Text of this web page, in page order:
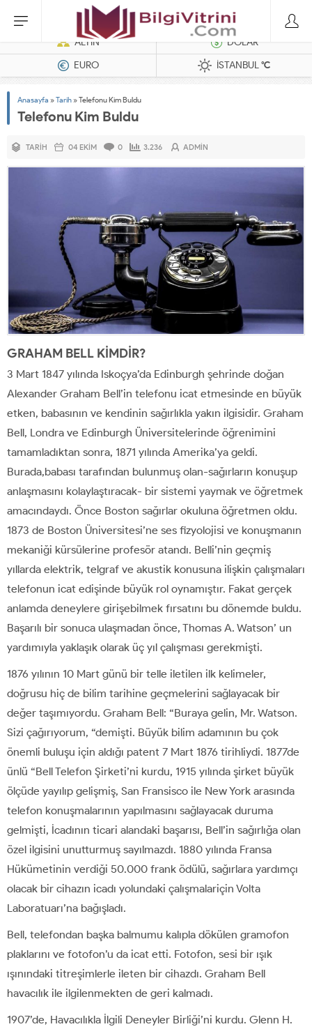
Dizel Jeneratörler
ALTIN
DOLAR
EURO
İSTANBUL°C
Anasayfa »Tarih »Telefonu Kim Buldu
Telefonu Kim Buldu
TARIH 04 EKIM 0 3.236 ADMIN
GRAHAM BELL KİMDİR?
3 Mart 1847 yılında Iskoçya’da Edinburgh şehrinde doğan
Alexander Graham Bell’in telefonu icat etmesinde en büyük
etken, babasının ve kendinin sağırlıkla yakın ilgisidir. Graham
Bell, Londra ve Edinburgh Üniversitelerinde öğrenimini
tamamladıktan sonra, 1871 yılında Amerika’ya geldi.
Burada,babası tarafından bulunmuş olan-sağırların konuşup
anlaşmasını kolaylaştıracak- bir sistemi yaymak ve öğretmek
amacındaydı. Önce Boston sağırlar okuluna öğretmen oldu.
1873 de Boston Üniversitesi’ne ses fizyolojisi ve konuşmanın
mekaniği kürsülerine profesör atandı. Belli’nin geçmiş
yıllarda elektrik, telgraf ve akustik konusuna ilişkin çalışmaları
telefonun icat edişinde büyük rol oynamıştır. Fakat gerçek
anlamda deneylere girişebilmek fırsatını bu dönemde buldu.
Başarılı bir sonuca ulaşmadan önce, Thomas A. Watson’ un
yardımıyla yaklaşık olarak üç yıl çalışması gerekmişti.
1876 yılının 10 Mart günü bir telle iletilen ilk kelimeler,
doğrusu hiç de bilim tarihine geçmelerini sağlayacak bir
değer taşımıyordu. Graham Bell: “Buraya gelin, Mr. Watson.
Sizi çağırıyorum, “demişti. Büyük bilim adamının bu çok
önemli buluşu için aldığı patent 7 Mart 1876 tirihliydi. 1877de
ünlü “Bell Telefon Şirketi’ni kurdu, 1915 yılında şirket büyük
ölçüde yayılıp gelişmiş, San Fransisco ile New York arasında
telefon konuşmalarının yapılmasını sağlayacak duruma
gelmişti, İcadının ticari alandaki başarısı, Bell’in sağırlığa olan
özel ilgisini unutturmuş sayılmazdı. 1880 yılında Fransa
Hükümetinin verdiği 50.000 frank ödülü, sağırlara yardımçı
olacak bir cihazın icadı yolundaki çalışmalariçin Volta
Laboratuarı’na bağışladı.
Bell, telefondan başka balmumu kalıpla dökülen gramofon
plaklarını ve fotofon’u da icat etti. Fotofon, sesi bir ışık
ışınındaki titreşimlerle ileten bir cihazdı. Graham Bell
havacılık ile ilgilenmekten de geri kalmadı.
1907’de, Havacılıkla İlgili Deneyler Birliği’ni kurdu. Glenn H.